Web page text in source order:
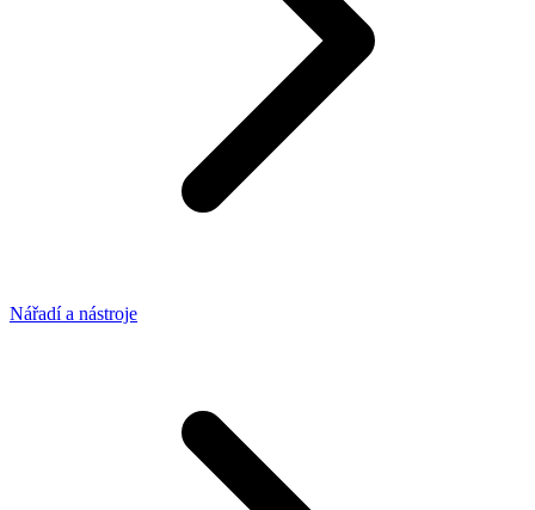
Nářadí a nástroje